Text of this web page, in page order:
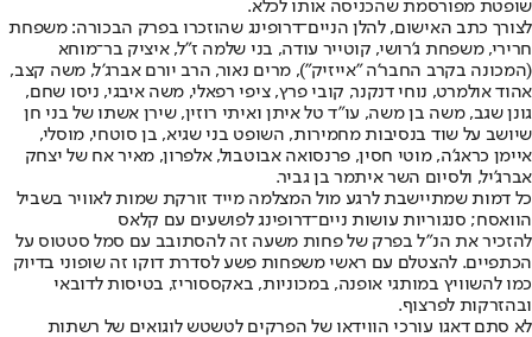
שופטת מפורסמת שהכניסה אותו לכלא.
לצורך כתב האישום, להלן הניים־דרופינג שהוזכרו בפרק הבכורה: משפחת
חרירי, משפחת ג'רושי, קוטייר עודה, בני שלמה ז"ל, איציק בר־מוחא
(המכונה בקרב החבר'ה "אייזיק"), מרים נאור, הרב יורם אברג'ל, משה קצב,
אהוד אולמרט, נוחי דנקנר, קובי פרץ, ציפי רפאלי, משה איבגי, ניסו שחם,
גונן שגב, משה בן משה, עו"ד טל איתן ואיתי רוזין, שירן אשתו של בני חן
שיושב על שוד בנסיבות מחמירות, השופט בני שגיא, בן סוטחי, מוסלי,
איימן כראג'ה, מוטי חסין, פרנסואה אבוטבול, אלפרון, מאיר אח של יצחק
אברג'יל, ולסיום השר איתמר בן גביר.
כל דמות שמתיישבת לרגע מול המצלמה מייד זורקת שמות לאוויר בשביל
הוואסח; סנגוריות עושות ניים־דרופינג לפושעים עם קלאס
להזכיר את הנ"ל בפרק של פחות משעה זה להסתובב עם סמל סטטוס על
הכתפיים. להצטלם עם ראשי משפחות פשע לסדרת דוקו זה שופוני בדיוק
כמו להשוויץ במותגי אופנה, במכוניות, באקססוריז, בטיסות לדובאי
ובהזרקות לפרצוף.
לא סתם דאגו עורכי הווידאו של הפרקים לטשטש לוגואים של רשתות